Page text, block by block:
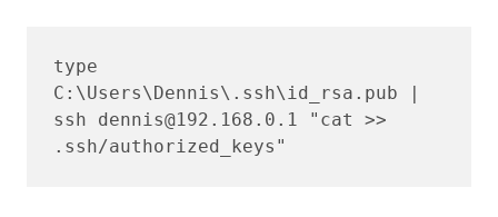
type
C:\Users\Dennis\.ssh\id_rsa.pub |
ssh dennis@192.168.0.1 "cat >>
.ssh/authorized_keys"